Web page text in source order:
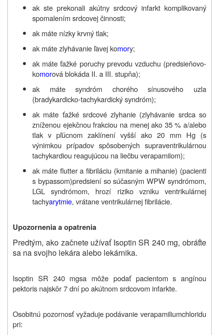
ak ste prekonali akútny srdcový infarkt komplikovaný
spomalením srdcovej činnosti;
ak máte nízky krvný tlak;
ak máte zlyhávanie ľavej komory;
ak máte ťažké poruchy prevodu vzduchu (predsieňovo-
komorová blokáda II. a III. stupňa);
ak máte syndróm chorého sínusového uzla
(bradykardicko-tachykardický syndróm);
ak máte ťažké srdcové zlyhanie (zlyhávanie srdca so
zníženou ejekčnou frakciou na menej ako 35 % a/alebo
tlak v pľúcnom zaklínení vyšší ako 20 mm Hg (s
výnimkou prípadov spôsobených supraventrikulárnou
tachykardiou reagujúcou na liečbu verapamilom);
ak máte flutter a fibriláciu (kmitanie a mihanie) (pacienti
s bypassom)predsiení so súčasným WPW syndrómom,
LGL syndrómom, hrozí riziko vzniku ventrikulárnej
tachyarytmie, vrátane ventrikulárnej fibrilácie.
Upozornenia a opatrenia
Predtým, ako začnete užívať Isoptin SR 240 mg, obráťte
sa na svojho lekára alebo lekárnika.
Isoptin SR 240 mgsa môže podať pacientom s angínou
pektoris najskôr 7 dní po akútnom srdcovom infarkte.
Osobitnú pozornosť vyžaduje podávanie verapamiliumchloridu
pri: